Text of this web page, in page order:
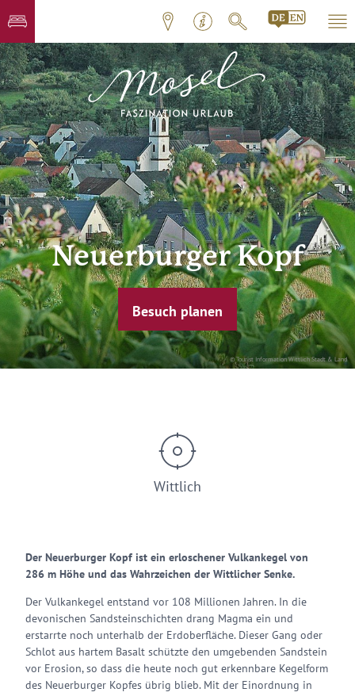
© Tourist Information Wittlich Stadt & Land
Neuerburger Kopf
Besuch planen
Wittlich
Der Neuerburger Kopf ist ein erloschener Vulkankegel von
286 m Höhe und das Wahrzeichen der Wittlicher Senke.
Der Vulkankegel entstand vor 108 Millionen Jahren. In die
devonischen Sandsteinschichten drang Magma ein und
erstarrte noch unterhalb der Erdoberfläche. Dieser Gang oder
Schlot aus hartem Basalt schützte den umgebenden Sandstein
vor Erosion, so dass die heute noch gut erkennbare Kegelform
des Neuerburger Kopfes übrig blieb. Mit der Einordnung in